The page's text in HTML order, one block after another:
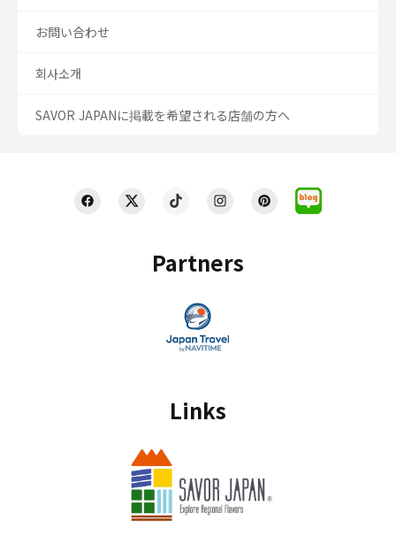
Partners
Links
お問い合わせ
회사소개
SAVOR JAPANに掲載を希望される店舗の方へ